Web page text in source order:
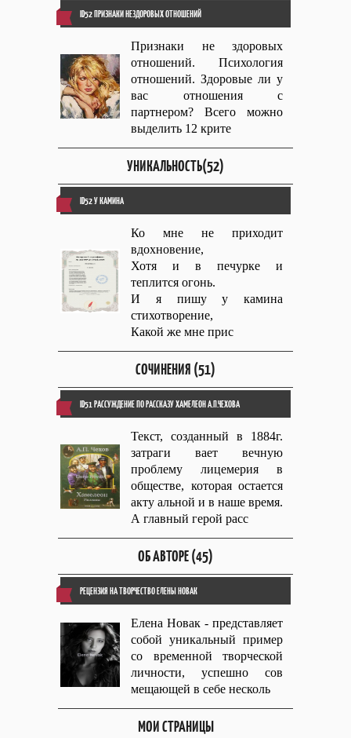
ID52 ПРИЗНАКИ НЕЗДОРОВЫХ ОТНОШЕНИЙ
Признаки не здоровых
отношений. Психология
отношений. Здоровые ли у
вас отношения с
партнером? Всего можно
выделить 12 крите
УНИКАЛЬНОСТЬ(52)
ID52 У КАМИНА
Ко мне не приходит
вдохновение,
Хотя и в печурке и
теплится огонь.
И я пишу у камина
стихотворение,
Какой же мне прис
СОЧИНЕНИЯ (51)
ID51 РАССУЖДЕНИЕ ПО РАССКАЗУ ХАМЕЛЕОН А.П.ЧЕХОВА
Текст, созданный в 1884г.
затраги вает вечную
проблему лицемерия в
обществе, которая остается
акту альной и в наше время.
А главный герой расс
ОБ АВТОРЕ (45)
РЕЦЕНЗИЯ НА ТВОРЧЕСТВО ЕЛЕНЫ НОВАК
Елена Новак - представляет
собой уникальный пример
со временной творческой
личности, успешно сов
мещающей в себе несколь
МОИ СТРАНИЦЫ